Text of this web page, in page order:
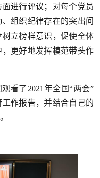
进行评议 ；对每个党员
、组织纪律存在的突出问
立榜样意识，促使全体
更好地发挥模范带头作
看了 2021 年全国“两会”
工作报告，并结合自己的